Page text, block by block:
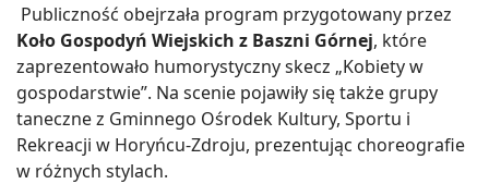
Publiczność obejrzała program przygotowany przez
Koło Gospodyń Wiejskich z Baszni Górnej, które
zaprezentowało humorystyczny skecz „Kobiety w
gospodarstwie”. Na scenie pojawiły się także grupy
taneczne z Gminnego Ośrodek Kultury, Sportu i
Rekreacji w Horyńcu-Zdroju, prezentując choreografie
w różnych stylach.